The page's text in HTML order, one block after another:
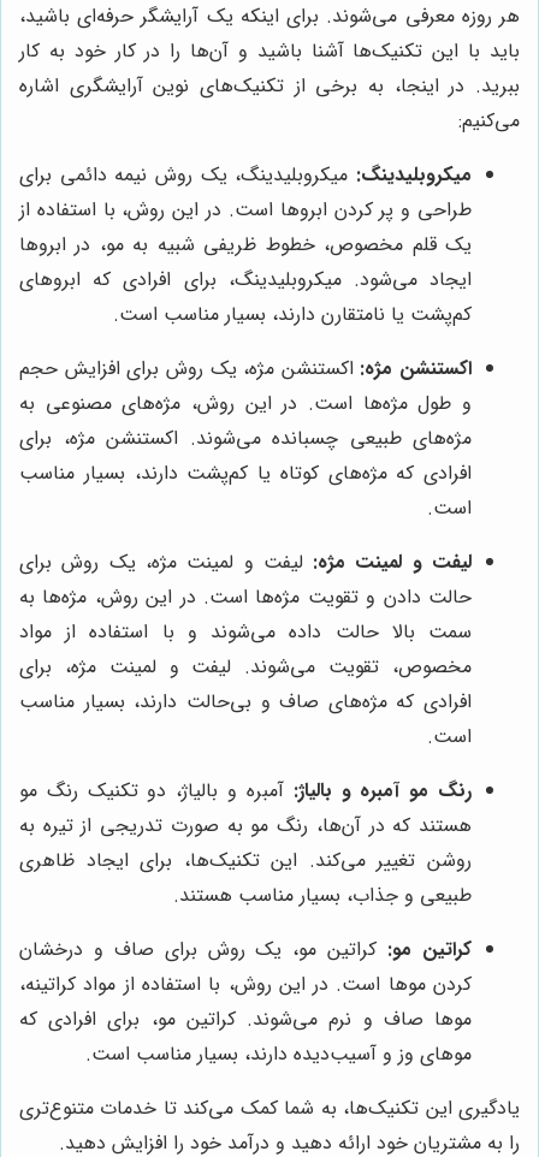
هر روزه معرفی می‌شوند. برای اینکه یک آرایشگر حرفه‌ای باشید،
باید با این تکنیک‌ها آشنا باشید و آن‌ها را در کار خود به کار
ببرید. در اینجا، به برخی از تکنیک‌های نوین آرایشگری اشاره
می‌کنیم:
میکروبلیدینگ: میکروبلیدینگ، یک روش نیمه دائمی برای
طراحی و پر کردن ابروها است. در این روش، با استفاده از
یک قلم مخصوص، خطوط ظریفی شبیه به مو، در ابروها
ایجاد می‌شود. میکروبلیدینگ، برای افرادی که ابروهای
کم‌پشت یا نامتقارن دارند، بسیار مناسب است.
اکستنشن مژه: اکستنشن مژه، یک روش برای افزایش حجم
و طول مژه‌ها است. در این روش، مژه‌های مصنوعی به
مژه‌های طبیعی چسبانده می‌شوند. اکستنشن مژه، برای
افرادی که مژه‌های کوتاه یا کم‌پشت دارند، بسیار مناسب
است.
لیفت و لمینت مژه: لیفت و لمینت مژه، یک روش برای
حالت دادن و تقویت مژه‌ها است. در این روش، مژه‌ها به
سمت بالا حالت داده می‌شوند و با استفاده از مواد
مخصوص، تقویت می‌شوند. لیفت و لمینت مژه، برای
افرادی که مژه‌های صاف و بی‌حالت دارند، بسیار مناسب
است.
رنگ مو آمبره و بالیاژ: آمبره و بالیاژ، دو تکنیک رنگ مو
هستند که در آن‌ها، رنگ مو به صورت تدریجی از تیره به
روشن تغییر می‌کند. این تکنیک‌ها، برای ایجاد ظاهری
طبیعی و جذاب، بسیار مناسب هستند.
کراتین مو: کراتین مو، یک روش برای صاف و درخشان
کردن موها است. در این روش، با استفاده از مواد کراتینه،
موها صاف و نرم می‌شوند. کراتین مو، برای افرادی که
موهای وز و آسیب‌دیده دارند، بسیار مناسب است.
یادگیری این تکنیک‌ها، به شما کمک می‌کند تا خدمات متنوع‌تری
را به مشتریان خود ارائه دهید و درآمد خود را افزایش دهید.